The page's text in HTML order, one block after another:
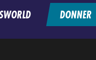
DONNER